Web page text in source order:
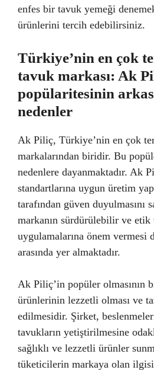
enfes bir tavuk yemeği
ürünlerini tercih edebilirsiniz.
Türkiye’nin en çok
tavuk markası: Ak
popülaritesinin
nedenler
Ak Piliç, Türkiye’nin en çok
markalarından biridir. Bu
nedenlere dayanmaktadır. Ak
standartlarına uygun üretim
tarafından güven duyulmasını
markanın sürdürülebilir ve
uygulamalarına önem vermesi
arasında yer almaktadır.
Ak Piliç’in popüler olmasının
ürünlerinin lezzetli olması ve
edilmesidir. Şirket,
tavukların yetiştirilmesine
sağlıklı ve lezzetli ürünler
tüketicilerin markaya olan